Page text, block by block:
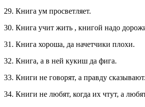
29. Книга ум просветляет.
30. Книга учит жить , книгой надо
31. Книга хороша, да начетчики плохи.
32. Книга, а в ней кукиш да фига.
33. Книги не говорят, а правду сказывают.
34. Книги не любят, когда их чтут, а